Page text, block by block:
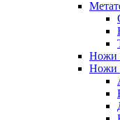
Ножи
Ножи